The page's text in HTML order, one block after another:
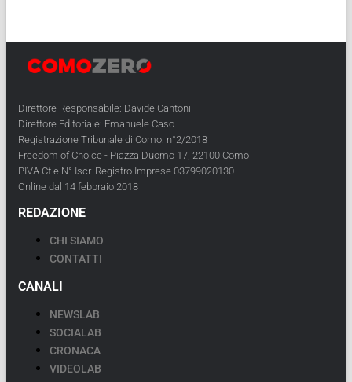
Direttore Responsabile: Davide Cantoni
Direttore Editoriale: Emanuele Caso
Registrazione Tribunale di Como: n°2/2018
Freedom of Choice - Piazza Duomo 17, 22100 Como
PIVA Cf e N° Iscr. Registro Imprese 03799020130
Online dal 14 febbraio 2018
REDAZIONE
CHI SIAMO
CONTATTI
CANALI
NEWSLAB
SOCIALAB
CRONACA
VIDEOLAB